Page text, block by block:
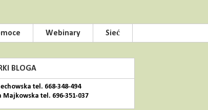
Webinary Sieć
BLOGA
tel. 668-348-494
Majkowska tel. 696-351-037